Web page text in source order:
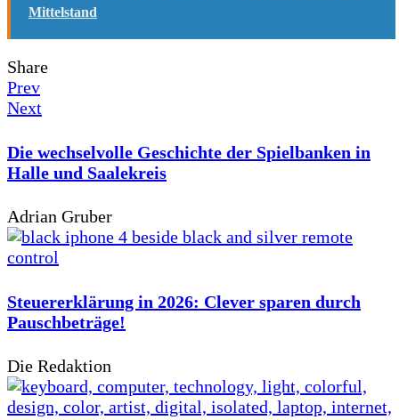
Mittelstand
Share
Prev
Next
Die wechselvolle Geschichte der Spielbanken in
Halle und Saalekreis
Adrian Gruber
Steuererklärung in 2026: Clever sparen durch
Pauschbeträge!
Die Redaktion